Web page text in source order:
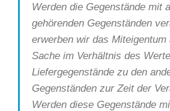
Werden die Gegenstände mit
gehörenden Gegenständen
erwerben wir das Miteigentum
Sache im Verhältnis des
Liefergegenstände zu den
Gegenständen zur Zeit der
Werden diese Gegenstände